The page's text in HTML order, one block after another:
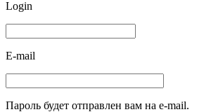
Login
E-mail
Пароль будет отправлен вам на e-mail.